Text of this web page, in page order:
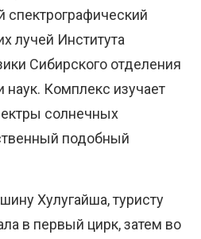
спектрографический
лучей Института
Сибирского отделения
Комплекс изучает
солнечных
подобный
Хулугайша, туристу
в первый цирк, затем во